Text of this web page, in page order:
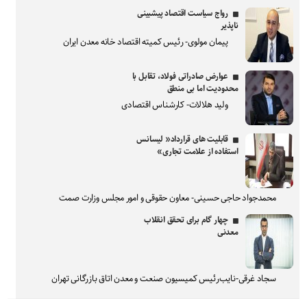
رواج سیاست اقتصاد پیشبینی
ناپذیر
پیمان مولوی- رئیس کمیته اقتصاد خانه معدن ایران
عوارض صادراتی فولاد، تقابل با
محدودیت اما بی منطق
ولید هلالات- کارشناس اقتصادی
قابلیت های قرارداد« لیسانس
استفاده از علامت تجاری»
محمدجواد حاجی حسینی- معاون حقوقی و امور مجلس وزارت صمت
چهار گام برای تحقق انقلاب
معدنی
سجاد غرقی-نایب‌رئیس کمیسیون صنعت و معدن اتاق بازرگانی تهران